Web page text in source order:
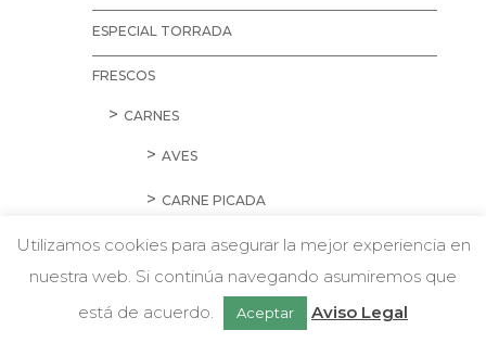
ESPECIAL TORRADA
FRESCOS
CARNES
AVES
CARNE PICADA
CERDO
CORDERO Y CONEJO
EMBUTIDOS
w Chatea con nosotros
Utilizamos cookies para asegurar la mejor experiencia en
nuestra web. Si continúa navegando asumiremos que
está de acuerdo.
Aceptar Aviso Legal